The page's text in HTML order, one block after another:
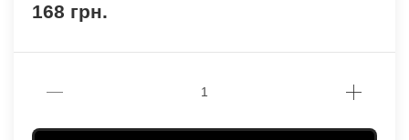
168 грн.